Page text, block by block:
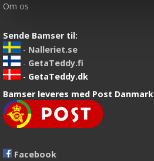
Om os
Sende Bamser til:
- Nalleriet.se
- GetaTeddy.fi
- GetaTeddy.dk
Bamser leveres med Post Danmark
Facebook